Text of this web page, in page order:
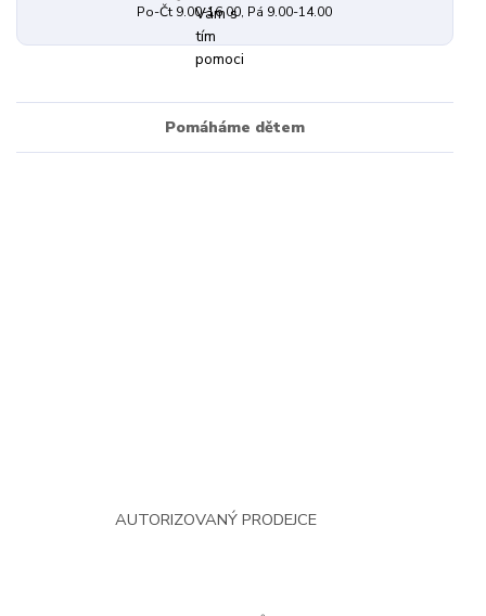
Po-Čt 9.00-16.00, Pá 9.00-14.00
Pomáháme dětem
AUTORIZOVANÝ PRODEJCE